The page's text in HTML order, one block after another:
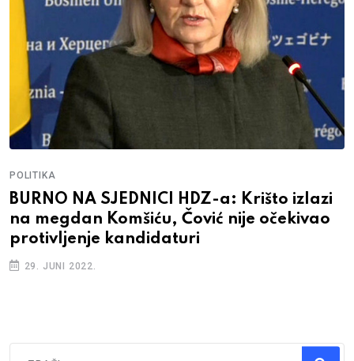
POLITIKA
BURNO NA SJEDNICI HDZ-a: Krišto izlazi
na megdan Komšiću, Čović nije očekivao
protivljenje kandidaturi
29. JUNI 2022.